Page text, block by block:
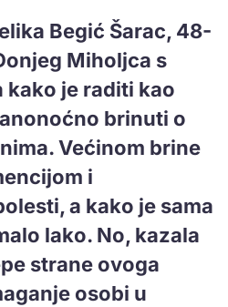
Begić Šarac, 48-
Miholjca s
kako je raditi kao
brinuti o
Većinom brine
i
a kako je sama
lako. No, kazala
strane ovoga
osobi u